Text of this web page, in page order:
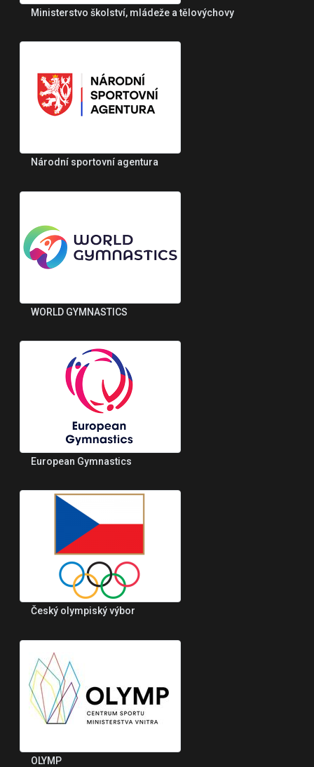
Ministerstvo školství, mládeže a tělovýchovy
Národní sportovní agentura
WORLD GYMNASTICS
European Gymnastics
Český olympiský výbor
OLYMP